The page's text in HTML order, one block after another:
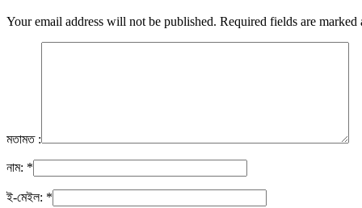
Your email address will not be published. Required fields are marked
মতামত :
নাম: *
ই-মেইল: *